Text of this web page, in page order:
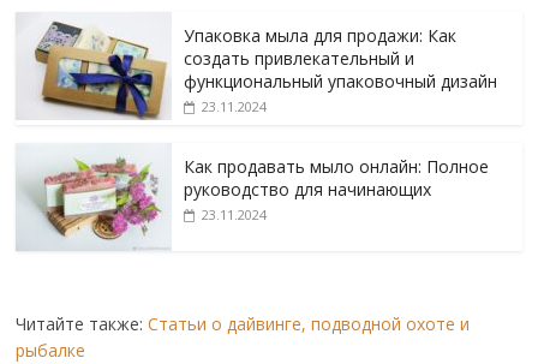
Упаковка мыла для продажи: Как
создать привлекательный и
функциональный упаковочный дизайн
23.11.2024
Как продавать мыло онлайн: Полное
руководство для начинающих
23.11.2024
Читайте также:Статьи о дайвинге, подводной охоте и
рыбалке